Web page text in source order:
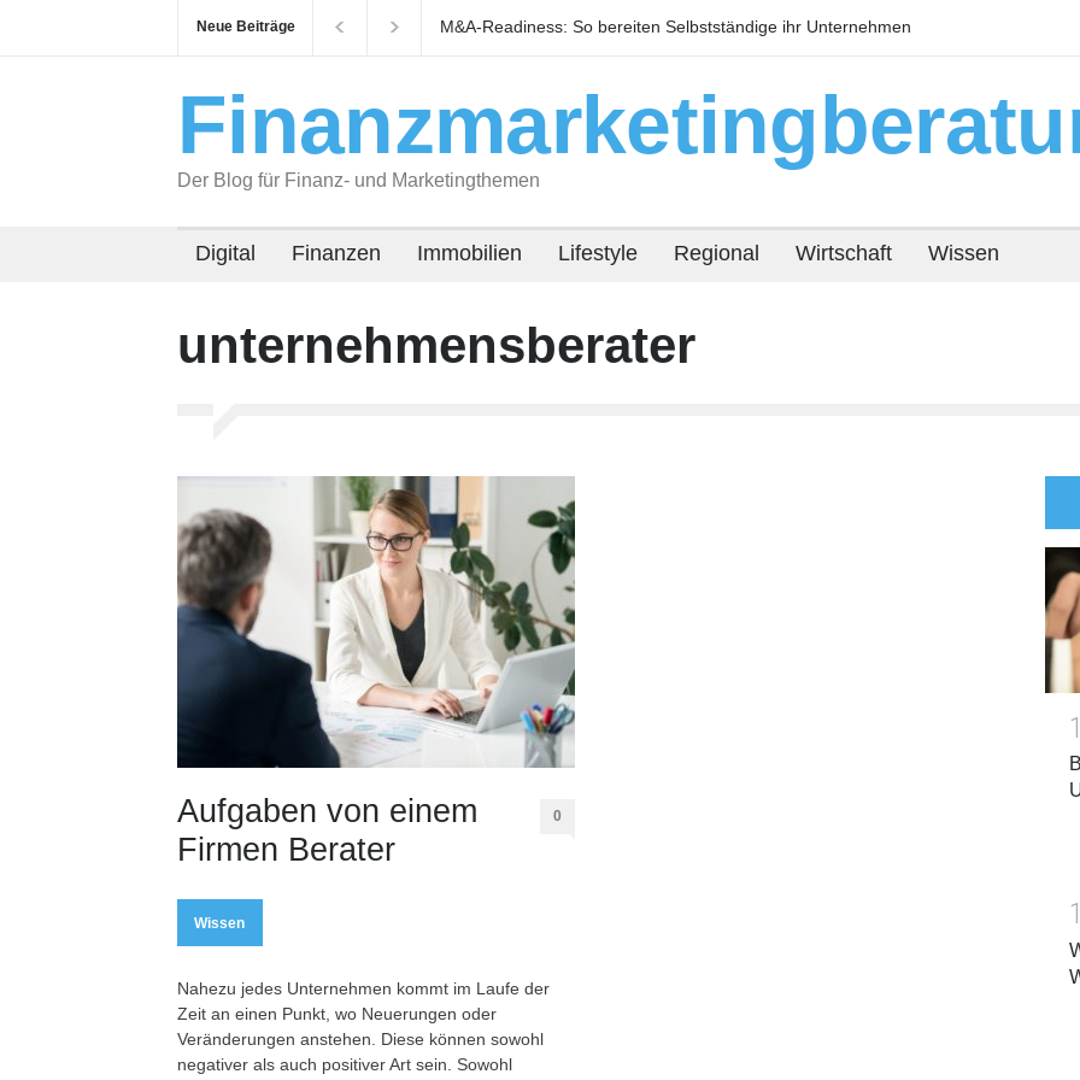
Neue Beiträge
M&A-Readiness: So bereiten Selbstständige ihr Unternehmen
Warum
Der Blog für Finanz- und Marketingthemen
Digital Finanzen Immobilien Lifestyle Regional Wirtschaft Wissen
unternehmensberater
Aufgaben von einem
Firmen Berater
0
Wissen
Nahezu jedes Unternehmen kommt im Laufe der
Zeit an einen Punkt, wo Neuerungen oder
Veränderungen anstehen. Diese können sowohl
negativer als auch positiver Art sein. Sowohl
1
1